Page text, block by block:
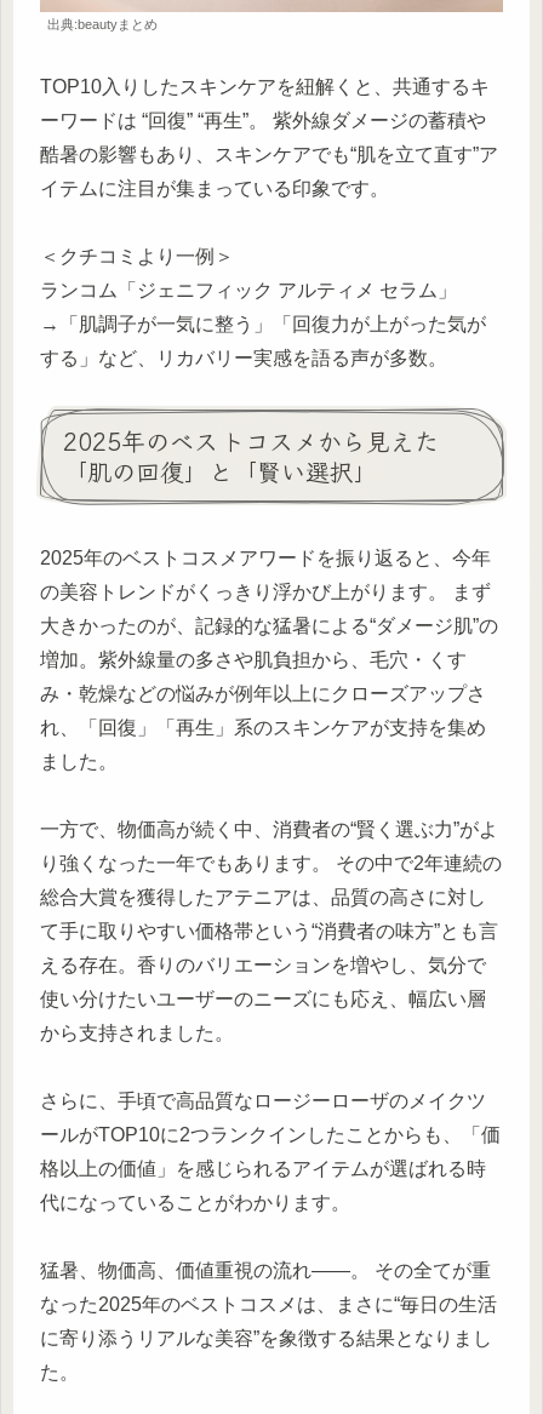
出典:beautyまとめ
TOP10入りしたスキンケアを紐解くと、共通するキ
ーワードは “回復” “再生”。 紫外線ダメージの蓄積や
酷暑の影響もあり、スキンケアでも“肌を立て直す”ア
イテムに注目が集まっている印象です。
＜クチコミより一例＞
ランコム「ジェニフィック アルティメ セラム」
→「肌調子が一気に整う」「回復力が上がった気が
する」など、リカバリー実感を語る声が多数。
2025年のベストコスメから見えた
「肌の回復」と「賢い選択」
2025年のベストコスメアワードを振り返ると、今年
の美容トレンドがくっきり浮かび上がります。 まず
大きかったのが、記録的な猛暑による“ダメージ肌”の
増加。紫外線量の多さや肌負担から、毛穴・くす
み・乾燥などの悩みが例年以上にクローズアップさ
れ、「回復」「再生」系のスキンケアが支持を集め
ました。
一方で、物価高が続く中、消費者の“賢く選ぶ力”がよ
り強くなった一年でもあります。 その中で2年連続の
総合大賞を獲得したアテニアは、品質の高さに対し
て手に取りやすい価格帯という“消費者の味方”とも言
える存在。香りのバリエーションを増やし、気分で
使い分けたいユーザーのニーズにも応え、幅広い層
から支持されました。
さらに、手頃で高品質なロージーローザのメイクツ
ールがTOP10に2つランクインしたことからも、「価
格以上の価値」を感じられるアイテムが選ばれる時
代になっていることがわかります。
猛暑、物価高、価値重視の流れ——。 その全てが重
なった2025年のベストコスメは、まさに“毎日の生活
に寄り添うリアルな美容”を象徴する結果となりまし
た。